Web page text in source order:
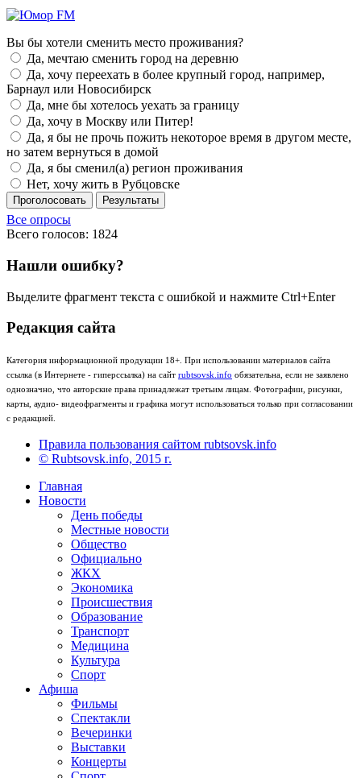
Вы бы хотели сменить место проживания?
Да, мечтаю сменить город на деревню
Да, хочу переехать в более крупный город, например,
Барнаул или Новосибирск
Да, мне бы хотелось уехать за границу
Да, хочу в Москву или Питер!
Да, я бы не прочь пожить некоторое время в другом месте,
но затем вернуться в домой
Да, я бы сменил(а) регион проживания
Нет, хочу жить в Рубцовске
Проголосовать Результаты
Все опросы
Всего голосов: 1824
Нашли ошибку?
Выделите фрагмент текста с ошибкой и нажмите Ctrl+Enter
Редакция сайта
Категория информационной продукции 18+. При использовании материалов сайта
ссылка (в Интернете - гиперссылка) на сайт rubtsovsk.info обязательна, если не заявлено
однозначно, что авторские права принадлежат третьим лицам. Фотографии, рисунки,
карты, аудио- видеофрагменты и графика могут использоваться только при согласовании
с редакцией.
Правила пользования сайтом rubtsovsk.info
© Rubtsovsk.info, 2015 г.
Главная
Новости
День победы
Местные новости
Общество
Официально
ЖКХ
Экономика
Происшествия
Образование
Транспорт
Медицина
Культура
Спорт
Афиша
Фильмы
Спектакли
Вечеринки
Выставки
Концерты